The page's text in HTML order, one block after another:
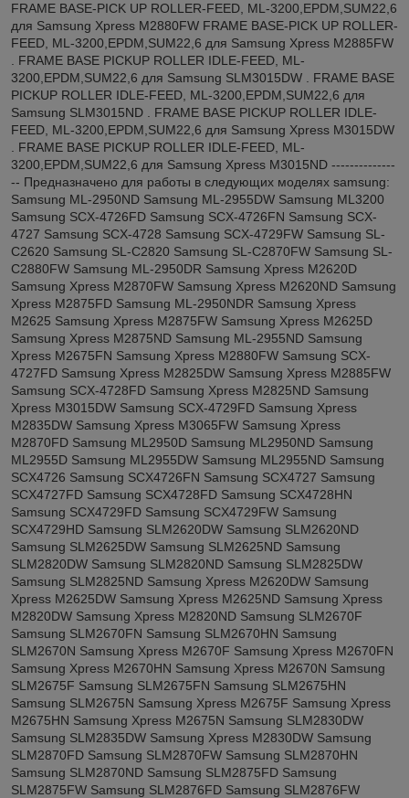
FRAME BASE-PICK UP ROLLER-FEED, ML-3200,EPDM,SUM22,6
для Samsung Xpress M2880FW FRAME BASE-PICK UP ROLLER-
FEED, ML-3200,EPDM,SUM22,6 для Samsung Xpress M2885FW
. FRAME BASE PICKUP ROLLER IDLE-FEED, ML-
3200,EPDM,SUM22,6 для Samsung SLM3015DW . FRAME BASE
PICKUP ROLLER IDLE-FEED, ML-3200,EPDM,SUM22,6 для
Samsung SLM3015ND . FRAME BASE PICKUP ROLLER IDLE-
FEED, ML-3200,EPDM,SUM22,6 для Samsung Xpress M3015DW
. FRAME BASE PICKUP ROLLER IDLE-FEED, ML-
3200,EPDM,SUM22,6 для Samsung Xpress M3015ND --------------
-- Предназначено для работы в следующих моделях samsung:
Samsung ML-2950ND Samsung ML-2955DW Samsung ML3200
Samsung SCX-4726FD Samsung SCX-4726FN Samsung SCX-
4727 Samsung SCX-4728 Samsung SCX-4729FW Samsung SL-
C2620 Samsung SL-C2820 Samsung SL-C2870FW Samsung SL-
C2880FW Samsung ML-2950DR Samsung Xpress M2620D
Samsung Xpress M2870FW Samsung Xpress M2620ND Samsung
Xpress M2875FD Samsung ML-2950NDR Samsung Xpress
M2625 Samsung Xpress M2875FW Samsung Xpress M2625D
Samsung Xpress M2875ND Samsung ML-2955ND Samsung
Xpress M2675FN Samsung Xpress M2880FW Samsung SCX-
4727FD Samsung Xpress M2825DW Samsung Xpress M2885FW
Samsung SCX-4728FD Samsung Xpress M2825ND Samsung
Xpress M3015DW Samsung SCX-4729FD Samsung Xpress
M2835DW Samsung Xpress M3065FW Samsung Xpress
M2870FD Samsung ML2950D Samsung ML2950ND Samsung
ML2955D Samsung ML2955DW Samsung ML2955ND Samsung
SCX4726 Samsung SCX4726FN Samsung SCX4727 Samsung
SCX4727FD Samsung SCX4728FD Samsung SCX4728HN
Samsung SCX4729FD Samsung SCX4729FW Samsung
SCX4729HD Samsung SLM2620DW Samsung SLM2620ND
Samsung SLM2625DW Samsung SLM2625ND Samsung
SLM2820DW Samsung SLM2820ND Samsung SLM2825DW
Samsung SLM2825ND Samsung Xpress M2620DW Samsung
Xpress M2625DW Samsung Xpress M2625ND Samsung Xpress
M2820DW Samsung Xpress M2820ND Samsung SLM2670F
Samsung SLM2670FN Samsung SLM2670HN Samsung
SLM2670N Samsung Xpress M2670F Samsung Xpress M2670FN
Samsung Xpress M2670HN Samsung Xpress M2670N Samsung
SLM2675F Samsung SLM2675FN Samsung SLM2675HN
Samsung SLM2675N Samsung Xpress M2675F Samsung Xpress
M2675HN Samsung Xpress M2675N Samsung SLM2830DW
Samsung SLM2835DW Samsung Xpress M2830DW Samsung
SLM2870FD Samsung SLM2870FW Samsung SLM2870HN
Samsung SLM2870ND Samsung SLM2875FD Samsung
SLM2875FW Samsung SLM2876FD Samsung SLM2876FW